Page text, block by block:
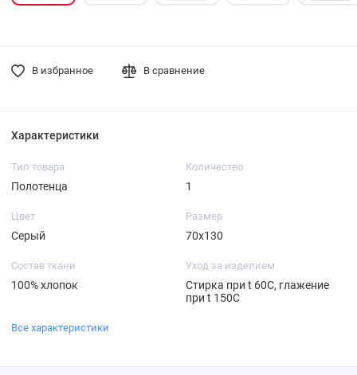
В избранное В сравнение
Характеристики
Тип товара
Полотенца
Количество
1
Цвет
Серый
Размер
70х130
Состав ткани
100% хлопок
Уход за изделием
Стирка при t 60С, глажение
при t 150С
Все характеристики